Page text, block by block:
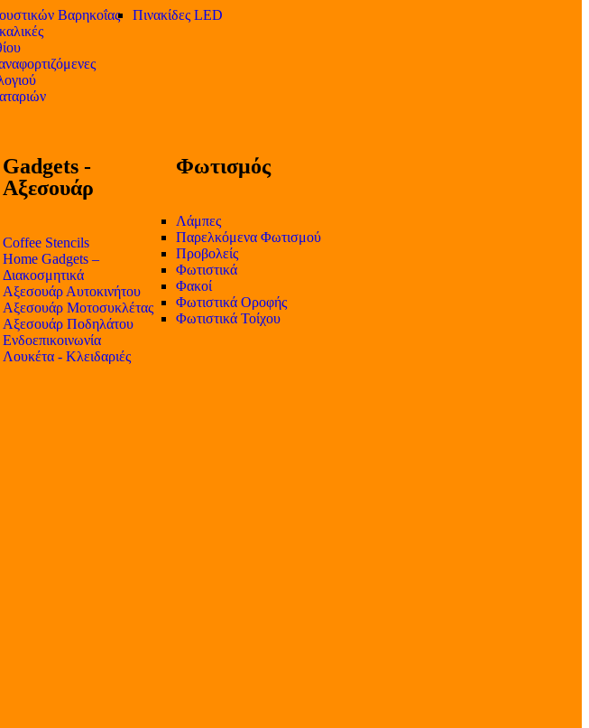
Βαρηκοΐας
Πινακίδες LED
Gadgets -
Αξεσουάρ
Coffee Stencils
Home Gadgets –
Διακοσμητικά
Αξεσουάρ Αυτοκινήτου
Αξεσουάρ Μοτοσυκλέτας
Αξεσουάρ Ποδηλάτου
Ενδοεπικοινωνία
Λουκέτα - Κλειδαριές
Φωτισμός
Λάμπες
Παρελκόμενα Φωτισμού
Προβολείς
Φωτιστικά
Φακοί
Φωτιστικά Οροφής
Φωτιστικά Τοίχου